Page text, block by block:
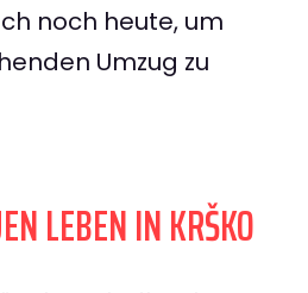
noch heute, um
Umzug zu
LEBEN IN KRŠKO